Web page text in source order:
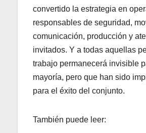
convertido la estrategia en
responsables de seguridad,
comunicación, producción y
invitados. Y a todas aquellas
trabajo permanecerá invisible
mayoría, pero que han sido
para el éxito del conjunto.
También puede leer: